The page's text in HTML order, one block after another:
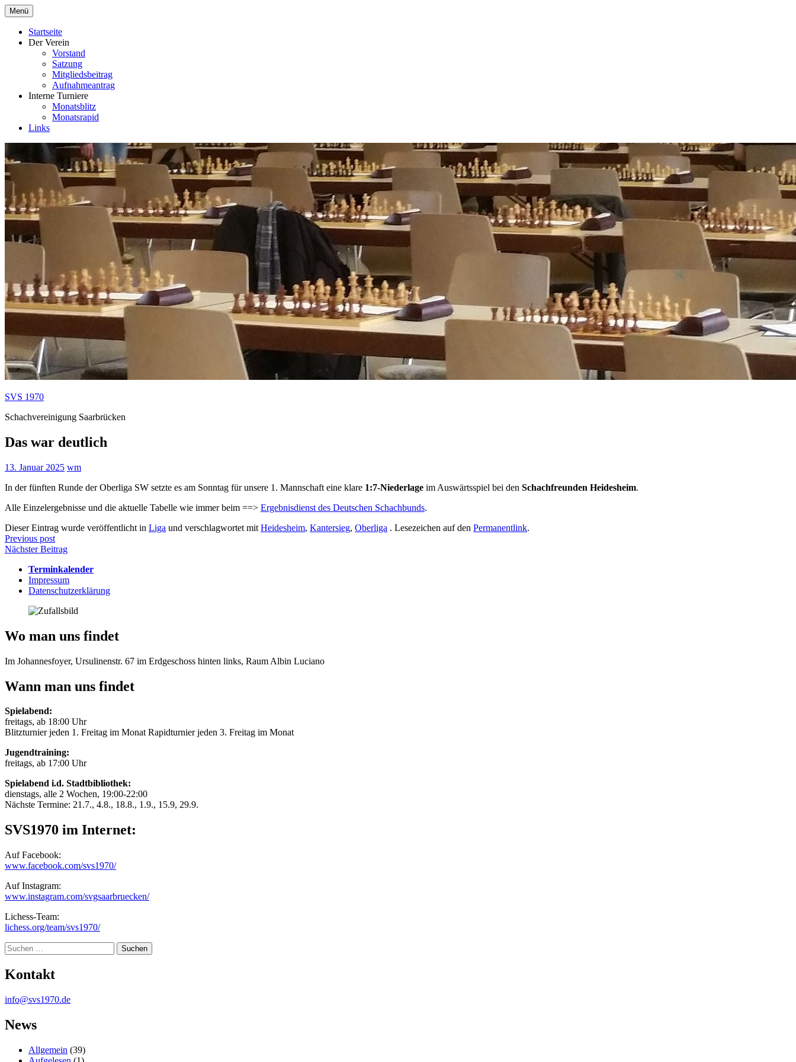
Zum
Inhalt
springen
Menü
Startseite
Der Verein
Vorstand
Satzung
Mitgliedsbeitrag
Aufnahmeantrag
Interne Turniere
Monatsblitz
Monatsrapid
Links
SVS 1970
Schachvereinigung Saarbrücken
Das war deutlich
13. Januar 2025 wm
In der fünften Runde der Oberliga SW setzte es am Sonntag für unsere 1. Mannschaft eine klare 1:7-Niederlage im Auswärtsspiel bei den Schachfreunden Heidesheim.
Alle Einzelergebnisse und die aktuelle Tabelle wie immer beim ==> Ergebnisdienst des Deutschen Schachbunds.
Dieser Eintrag wurde veröffentlicht in Liga und verschlagwortet mit Heidesheim, Kantersieg, Oberliga . Lesezeichen auf den Permanentlink.
Beitragsnavigation
Previous post
Nächster Beitrag
Terminkalender
Impressum
Datenschutzerklärung
Wo man uns findet
Im Johannesfoyer, Ursulinenstr. 67 im Erdgeschoss hinten links, Raum Albin Luciano
Wann man uns findet
Spielabend:
freitags, ab 18:00 Uhr
Blitzturnier jeden 1. Freitag im Monat Rapidturnier jeden 3. Freitag im Monat
Jugendtraining:
freitags, ab 17:00 Uhr
Spielabend i.d. Stadtbibliothek:
dienstags, alle 2 Wochen, 19:00-22:00
Nächste Termine: 21.7., 4.8., 18.8., 1.9., 15.9, 29.9.
SVS1970 im Internet:
Auf Facebook:
www.facebook.com/svs1970/
Auf Instagram:
www.instagram.com/svgsaarbruecken/
Lichess-Team:
lichess.org/team/svs1970/
Suche
Kontakt
info@svs1970.de
News
Allgemein (39)